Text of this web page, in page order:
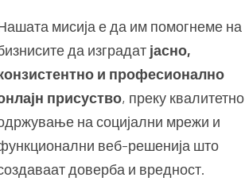
мисија е да им помогнеме на
да изградат јасно,
и професионално
присуство, преку квалитетно
на социјални мрежи и
веб-решенија што
доверба и вредност.